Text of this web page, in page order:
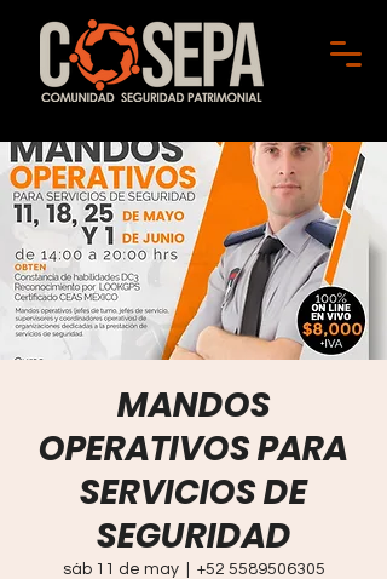
MANDOS
OPERATIVOS PARA
SERVICIOS DE
SEGURIDAD
sáb 11 de may
  |
+52 5589506305